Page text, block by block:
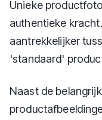
Unieke
authentieke
aantrekkelijker
'standaard'
Naast de